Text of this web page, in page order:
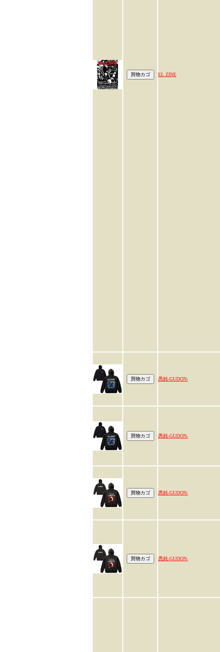
EL ZINE
愚鈍-GUDON-
愚鈍-GUDON-
愚鈍-GUDON-
愚鈍-GUDON-